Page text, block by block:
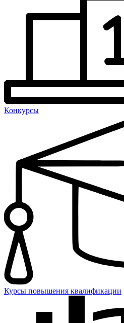
Конкурсы
Курсы повышения квалификации